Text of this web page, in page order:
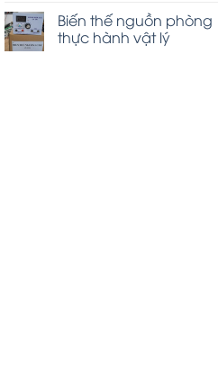
Biến thế nguồn phòng
thực hành vật lý